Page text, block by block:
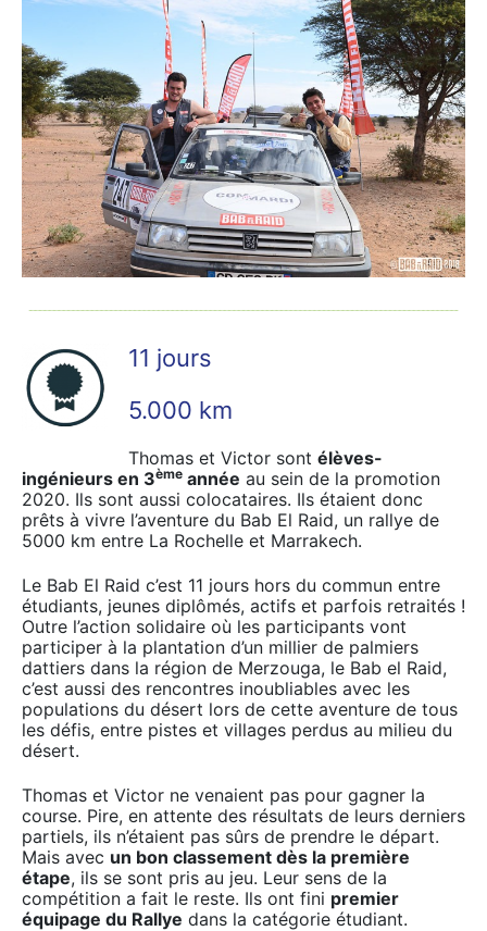
11 jours
5.000 km
Thomas et Victor sont élèves-
ingénieurs en 3ème année au sein de la promotion
2020. Ils sont aussi colocataires. Ils étaient donc
prêts à vivre l’aventure du Bab El Raid, un rallye de
5000 km entre La Rochelle et Marrakech.
Le Bab El Raid c’est 11 jours hors du commun entre
étudiants, jeunes diplômés, actifs et parfois retraités !
Outre l’action solidaire où les participants vont
participer à la plantation d’un millier de palmiers
dattiers dans la région de Merzouga, le Bab el Raid,
c’est aussi des rencontres inoubliables avec les
populations du désert lors de cette aventure de tous
les défis, entre pistes et villages perdus au milieu du
désert.
Thomas et Victor ne venaient pas pour gagner la
course. Pire, en attente des résultats de leurs derniers
partiels, ils n’étaient pas sûrs de prendre le départ.
Mais avec un bon classement dès la première
étape, ils se sont pris au jeu. Leur sens de la
compétition a fait le reste. Ils ont fini premier
équipage du Rallye dans la catégorie étudiant.